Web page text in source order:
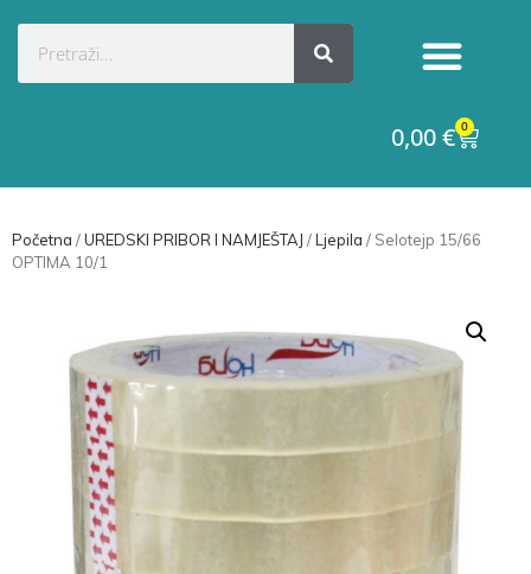
0,00€ 0
Početna /UREDSKI PRIBOR I NAMJEŠTAJ /Ljepila / Selotejp 15/66
OPTIMA 10/1